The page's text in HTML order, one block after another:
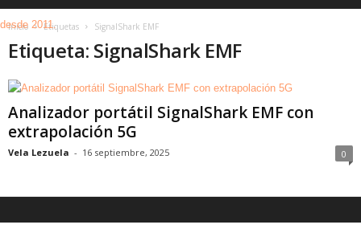
Inicio Etiquetas SignalShark EMF
Etiqueta: SignalShark EMF
Analizador portátil SignalShark EMF con
extrapolación 5G
Vela Lezuela - 16 septiembre, 2025 0